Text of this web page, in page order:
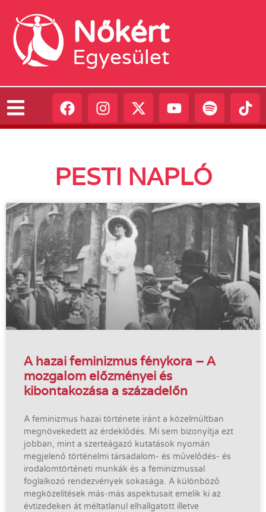
Nőkért
Egyesület
PESTI NAPLÓ
A hazai feminizmus fénykora – A
mozgalom előzményei és
kibontakozása a századelőn
A feminizmus hazai története iránt a közelmúltban
megnövekedett az érdeklődés. Mi sem bizonyítja ezt
jobban, mint a szerteágazó kutatások nyomán
megjelenő történelmi társadalom- és művelődés- és
irodalomtörténeti munkák és a feminizmussal
foglalkozó rendezvények sokasága. A különböző
megközelítések más-más aspektusait emelik ki az
évtizedeken át méltatlanul elhallgatott illetve